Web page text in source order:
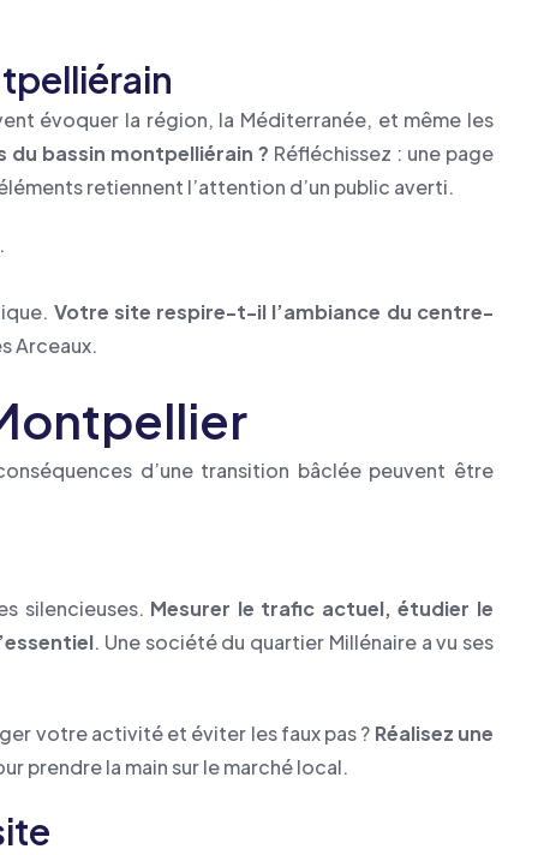
évoquer la région, la Méditerranée, et même les
bassin montpelliérain ? Réfléchissez : une page
retiennent l’attention d’un public averti.
Votre site respire-t-il l’ambiance du centre-
Arceaux.
d’une transition bâclée peuvent être
silencieuses. Mesurer le trafic actuel, étudier le
. Une société du quartier Millénaire a vu ses
votre activité et éviter les faux pas ? Réalisez une
prendre la main sur le marché local.